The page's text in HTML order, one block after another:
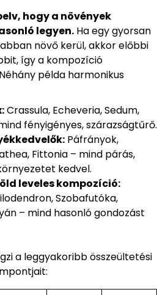
hogy a növények
legyen. Ha egy gyorsan
növő kerül, akkor előbbi
így a kompozíció
példa harmonikus
Crassula, Echeveria, Sedum,
fényigényes, szárazságtűrő.
Páfrányok,
Fittonia – mind párás,
kedvel.
leveles kompozíció:
Szobafutóka,
– mind hasonló gondozást
a leggyakoribb összeültetési